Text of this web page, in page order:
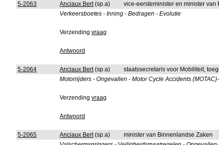
5-2063 Anciaux Bert(sp.a)
vice-eersteminister en minister
Verkeersboetes - Inning - Bedragen - Evolutie
Verzendingvraag
Antwoord
5-2064 Anciaux Bert(sp.a)
staatssecretaris voor Mobiliteit,
Motorrijders - Ongevallen - Motor Cycle Accidents
Verzendingvraag
Antwoord
5-2065 Anciaux Bert(sp.a)
minister van Binnenlandse Zaken